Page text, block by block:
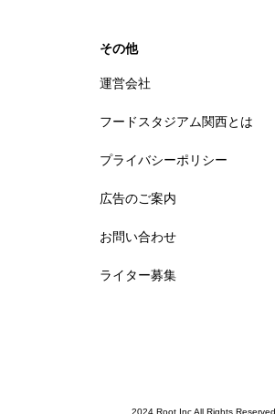
その他
運営会社
フードスタジアム関西とは
プライバシーポリシー
広告のご案内
お問い合わせ
ライター募集